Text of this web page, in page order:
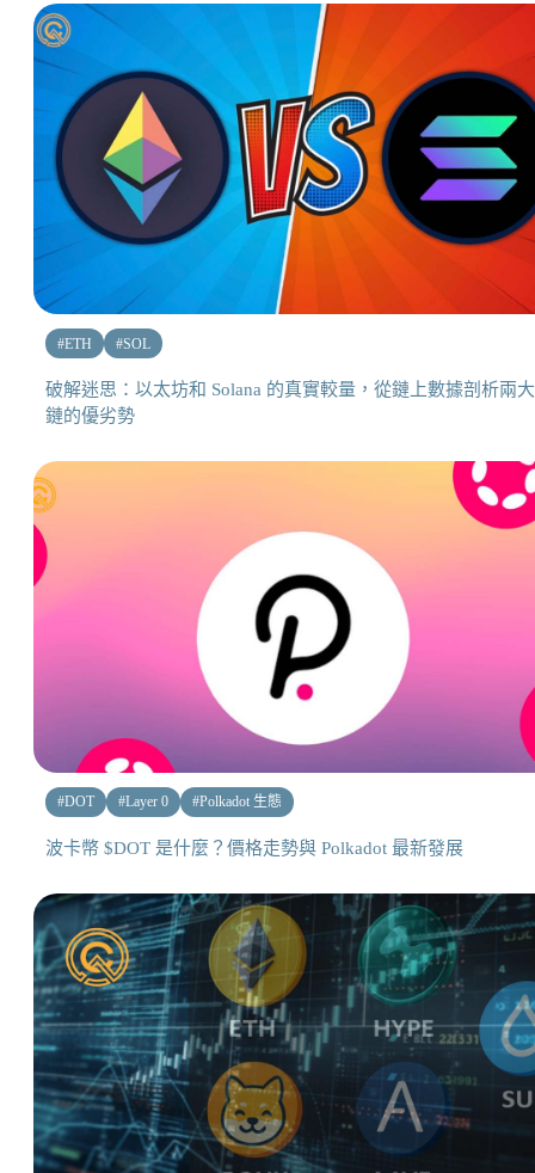
#ETH #SOL
破解迷思：以太坊和 Solana 的真實較量，從鏈上數據剖析兩
鏈的優劣勢
#DOT #Layer 0 #Polkadot 生態
波卡幣 $DOT 是什麼？價格走勢與 Polkadot 最新發展